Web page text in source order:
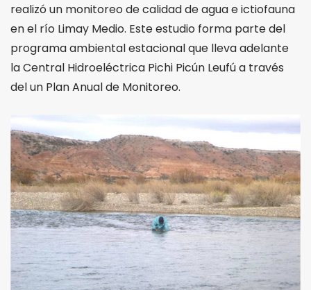
realizó un monitoreo de calidad de agua e ictiofauna
en el río Limay Medio. Este estudio forma parte del
programa ambiental estacional que lleva adelante
la Central Hidroeléctrica Pichi Picún Leufú a través
del un Plan Anual de Monitoreo.